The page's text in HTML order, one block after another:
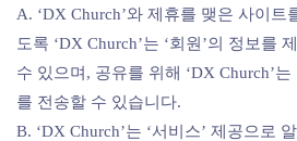
A. ‘DX Church’와 제휴를 맺은 사이트
도록 ‘DX Church’는 ‘회원’의 정보를
수 있으며, 공유를 위해 ‘DX Church’는
를 전송할 수 있습니다.
B. ‘DX Church’는 ‘서비스’ 제공으로